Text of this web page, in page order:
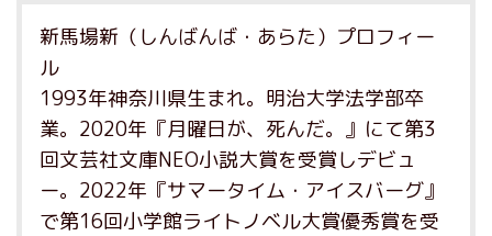
新馬場新（しんばんば・あらた）プロフィー
ル
1993年神奈川県生まれ。明治大学法学部卒
業。2020年『月曜日が、死んだ。』にて第3
回文芸社文庫NEO小説大賞を受賞しデビュ
ー。2022年『サマータイム・アイスバーグ』
で第16回小学館ライトノベル大賞優秀賞を受